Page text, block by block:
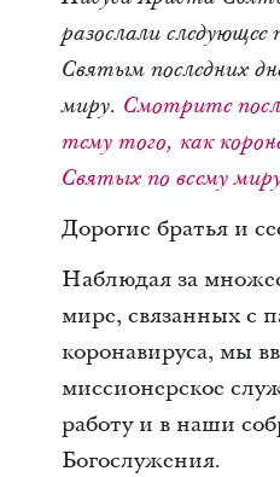
разослали следующее
Святым последних
миру. Смотрите
тему того, как
Святых по всему
Дорогие братья и
Наблюдая за
мире, связанных с
коронавируса, мы
миссионерское
работу и в наши
Богослужения.